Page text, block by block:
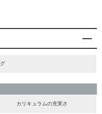
カリキュラムの充実さ